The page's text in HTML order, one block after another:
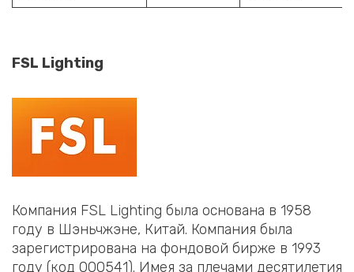
FSL Lighting
Компания FSL Lighting была основана в 1958
году в Шэньчжэне, Китай. Компания была
зарегистрирована на фондовой бирже в 1993
году (код 000541). Имея за плечами десятилетия